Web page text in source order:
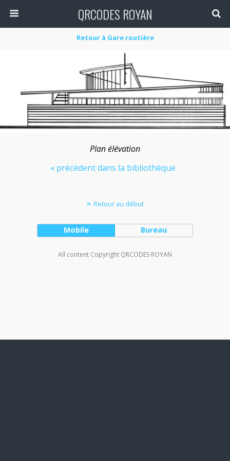
QRCODES ROYAN
Retour à Gare routière
Plan élévation
« précédent dans la bibliothèque
Retour au début
Mobile Bureau
All content Copyright QRCODES ROYAN